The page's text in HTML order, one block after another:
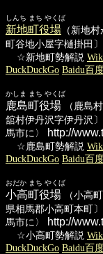
しんち まち やくば
新地町役場 （新地
町谷地小屋字樋掛田〕
☆新地町勢解説
DuckDuckGo Baidu百
かしま まち やくば
鹿島町役場 （鹿島
舘村伊丹沢字伊丹沢
馬市に〉
http://
☆鹿島町勢解説
DuckDuckGo Baidu百
おだか まち やくば
小高町役場 （小高
県相馬郡小高町本町
馬市に〉
http://
☆小高町勢解説
DuckDuckGo Baidu百